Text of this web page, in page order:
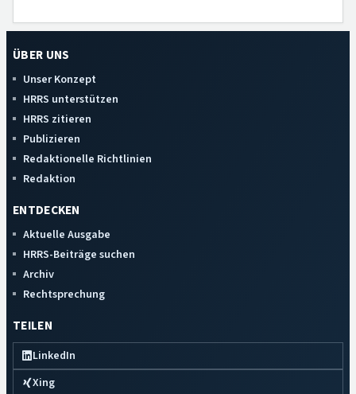
ÜBER UNS
Unser Konzept
HRRS unterstützen
HRRS zitieren
Publizieren
Redaktionelle Richtlinien
Redaktion
ENTDECKEN
Aktuelle Ausgabe
HRRS-Beiträge suchen
Archiv
Rechtsprechung
TEILEN
LinkedIn
Xing